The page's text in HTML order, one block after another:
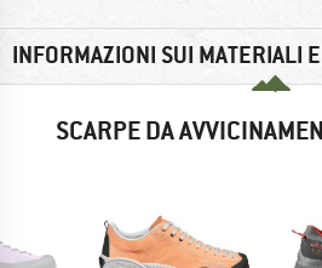
INFORMAZIONI SUI MATERIALI
SCARPE DA